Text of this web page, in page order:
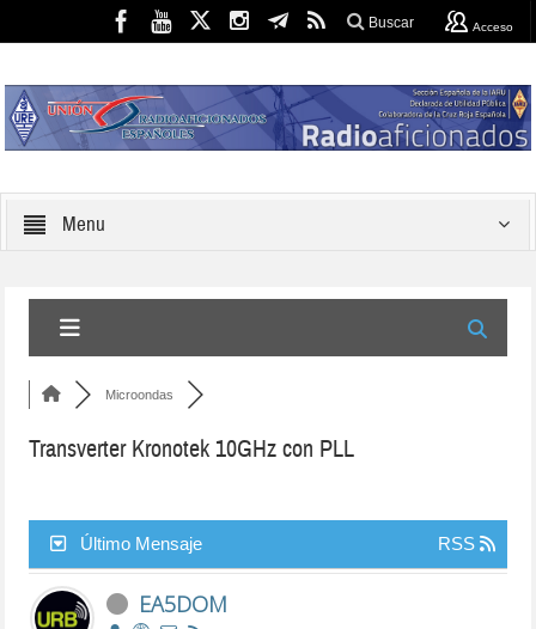
Buscar Acceso
Menu
Microondas
Transverter Kronotek 10GHz con PLL
Último Mensaje RSS
EA5DOM